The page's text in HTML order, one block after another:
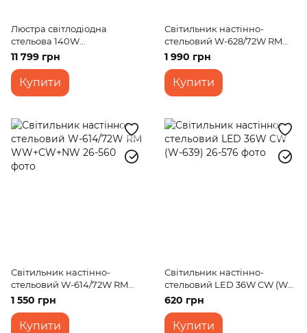
Люстра світлодіодна
стельова 140W
WW+NW+CW WH/BK (WBL-
11 799 грн
Купити
Світильник настінно-
стельовий W-628/72W RM
WW+NW+CW
1 990 грн
Купити
Світильник настінно-
стельовий W-614/72W RM
WW+CW+NW
1 550 грн
Купити
Світильник настінно-
стельовий LED 36W CW (W-
639)
620 грн
Купити